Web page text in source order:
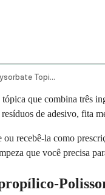
Acetone Isopropyl Alcohol And Polysorbate Topical Route
que combina três
de adesivo, fita
recebê-la como
que você precisa